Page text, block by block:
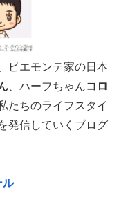
ピエモンテ家の日本
、ハーフちゃんコロ
たちのライフスタイ
発信していくブログ
ル